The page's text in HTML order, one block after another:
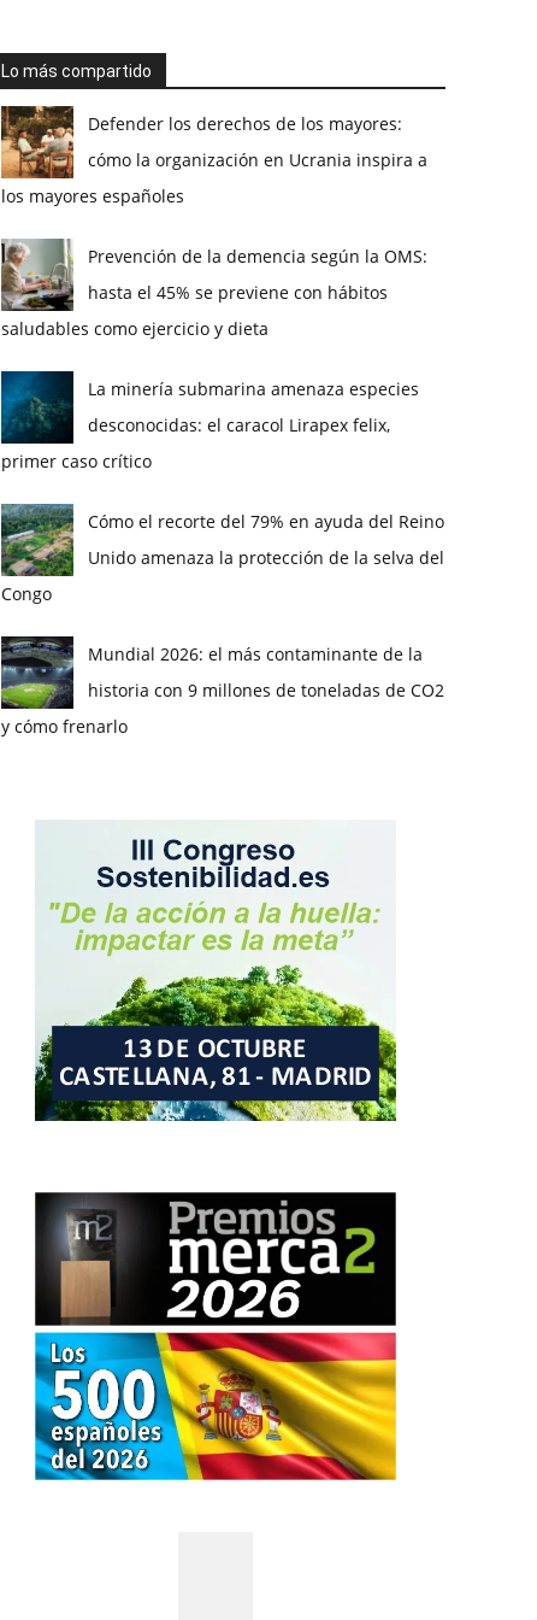
Lo más compartido
Defender los derechos de los mayores:
cómo la organización en Ucrania inspira a
los mayores españoles
Prevención de la demencia según la OMS:
hasta el 45% se previene con hábitos
saludables como ejercicio y dieta
La minería submarina amenaza especies
desconocidas: el caracol Lirapex felix,
primer caso crítico
Cómo el recorte del 79% en ayuda del Reino
Unido amenaza la protección de la selva del
Congo
Mundial 2026: el más contaminante de la
historia con 9 millones de toneladas de CO2
y cómo frenarlo